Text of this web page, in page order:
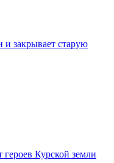
закрывает старую
Курской земли